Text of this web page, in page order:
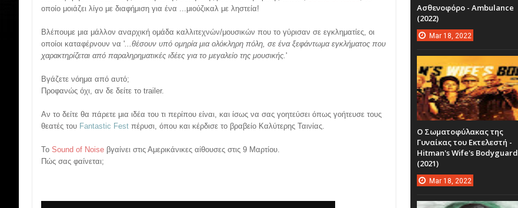
οποίο μοιάζει λίγο με διαφήμιση για ένα ...μιούζικαλ με ληστεία!
Βλέπουμε μια μάλλον αναρχική ομάδα καλλιτεχνών/μουσικών που το γύρισαν σε εγκληματίες, οι
οποίοι καταφέρνουν να '...θέσουν υπό ομηρία μια ολόκληρη πόλη, σε ένα ξεφάντωμα εγκλήματος που
χαρακτηρίζεται από παραληρηματικές ιδέες για το μεγαλείο της μουσικής.'
Βγάζετε νόημα από αυτό;
Προφανώς όχι, αν δε δείτε το trailer.
Αν το δείτε θα πάρετε μια ιδέα του τι περίπου είναι, και ίσως να σας γοητεύσει όπως γοήτευσε τους
θεατές του Fantastic Fest πέρυσι, όπου και κέρδισε το βραβείο Καλύτερης Ταινίας.
Το Sound of Noise βγαίνει στις Αμερικάνικες αίθουσες στις 9 Μαρτίου.
Πώς σας φαίνεται;
Ασθενοφόρο - Ambulance
(2022)
Mar 18, 2022
Ο Σωματοφύλακας της
Γυναίκας του Εκτελεστή -
Hitman's Wife's Bodyguard
(2021)
Mar 18, 2022